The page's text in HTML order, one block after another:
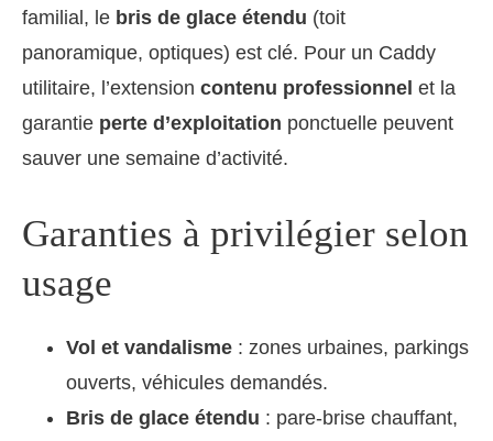
familial, le bris de glace étendu (toit
panoramique, optiques) est clé. Pour un Caddy
utilitaire, l’extension contenu professionnel et la
garantie perte d’exploitation ponctuelle peuvent
sauver une semaine d’activité.
Garanties à privilégier selon
usage
Vol et vandalisme : zones urbaines, parkings
ouverts, véhicules demandés.
Bris de glace étendu : pare-brise chauffant,